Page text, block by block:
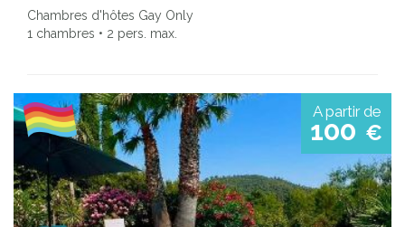
Chambres d'hôtes Gay Only
1 chambres • 2 pers. max.
A partir de
100 €